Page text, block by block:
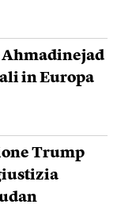
in Europa
Trump